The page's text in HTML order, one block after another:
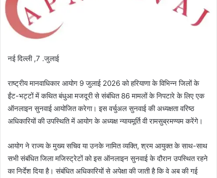
नई दिल्ली ,7 .जुलाई
राष्ट्रीय मानवाधिकार आयोग 9 जुलाई 2026 को हरियाणा के विभिन्न जिलों के
ईंट-भट्टों में कथित बंधुआ मजदूरी से संबंधित 86 मामलों के निपटारे के लिए एक
ऑनलाइन सुनवाई आयोजित करेगा। इस वर्चुअल सुनवाई की अध्यक्षता वरिष्‍ठ
अधिकारियों की उपस्थिति में आयोग के अध्‍यक्ष न्यायमूर्ति वी रामसुब्रमण्यम करेंगे।
आयोग ने राज्य के मुख्य सचिव या उनके नामित व्‍यक्ति, श्रम आयुक्त के सा‍थ-साथ
सभी संबंधित जिला मजिस्ट्रेटों को इस ऑनलाइन सुनवाई के दौरान उपस्थित रहने
का निर्देश दिया है। संबंधित अधिकारियों से अपेक्षा की जाती है कि वे अब की गई